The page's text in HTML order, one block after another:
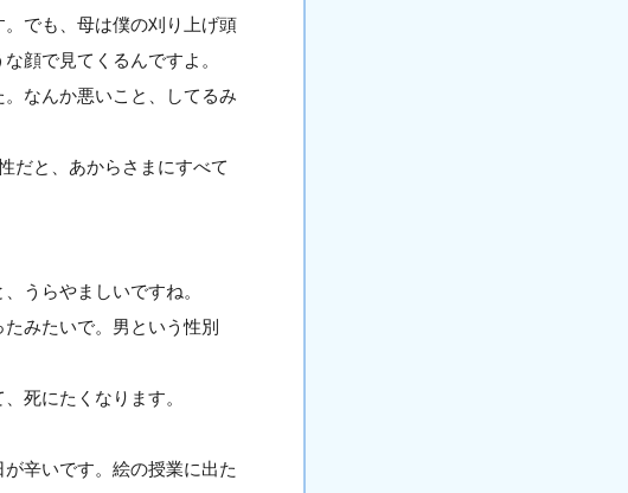
でも、母は僕の刈り上げ頭
な顔で見てくるんですよ。
なんか悪いこと、してるみ
だと、あからさまにすべて
うらやましいですね。
みたいで。男という性別
死にたくなります。
辛いです。絵の授業に出た